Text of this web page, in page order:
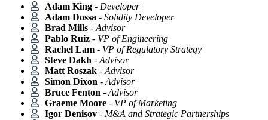
Adam King - Developer
Adam Dossa - Solidity Developer
Brad Mills - Advisor
Pablo Ruiz - VP of Engineering
Rachel Lam - VP of Regulatory Strategy
Steve Dakh - Advisor
Matt Roszak - Advisor
Simon Dixon - Advisor
Bruce Fenton - Advisor
Graeme Moore - VP of Marketing
Igor Denisov - M&A and Strategic Partnerships